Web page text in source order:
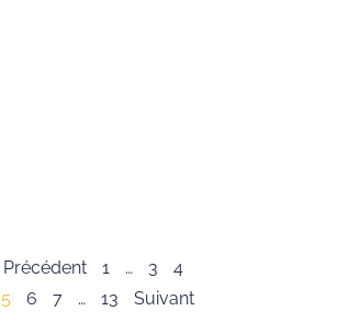
Précédent 1 … 3
4
5
6 7 … 13 Suivant